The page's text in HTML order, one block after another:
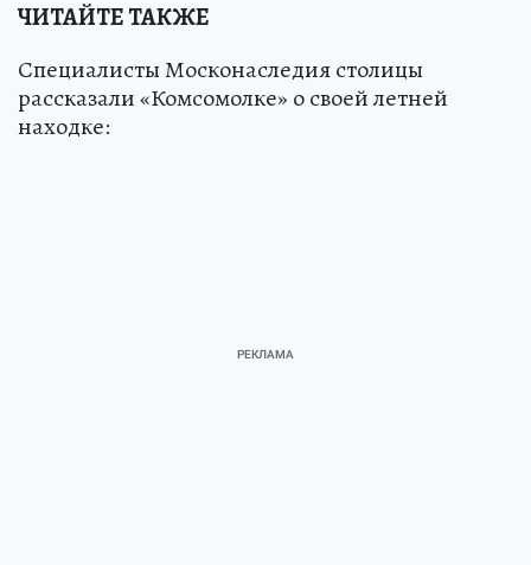
ЧИТАЙТЕ ТАКЖЕ
Специалисты Москонаследия столицы
рассказали «Комсомолке» о своей летней
находке: